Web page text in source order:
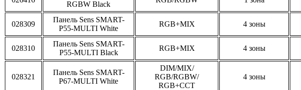
RGBW Black
028309
Панель Sens SMART-
P55-MULTI White
RGB+MIX 4 зоны
028310
Панель Sens SMART-
P55-MULTI Black
RGB+MIX 4 зоны
028321
Панель Sens SMART-
P67-MULTI White
DIM/MIX/
RGB/RGBW/
RGB+CCT
4 зоны